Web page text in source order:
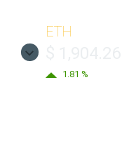
ETH
1.81 %